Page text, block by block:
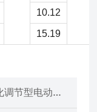
10.12
15.19
型电动装置